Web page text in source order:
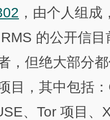
，由个人组
的公开信
，但绝大部分
目，其中包括
、Tor 项目